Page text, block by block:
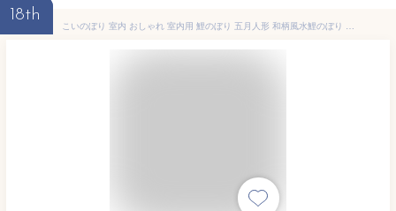
18th
こいのぼり 室内 おしゃれ 室内用 鯉のぼり 五月人形 和柄風水鯉のぼり コンパクト ちりめん 端午の節句 初節句 子供の日 マンションサイズ 京都老舗 龍虎堂 リュウコドウ 送料無料 （沖縄除く）